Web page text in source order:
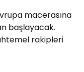
macerasına
başlayacak.
rakipleri